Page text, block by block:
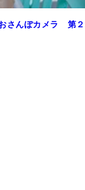
さんぽカメラ 第２